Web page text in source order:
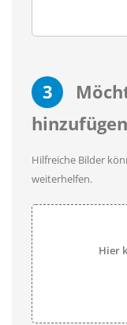
3
Hilfreiche Bilder
weiterhelfen.
Hier